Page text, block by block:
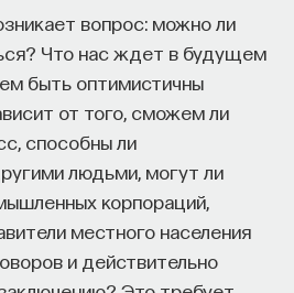
вопрос: можно ли
Что нас ждет в будущем
быть оптимистичны
от того, сможем ли
способны ли
людьми, могут ли
корпораций,
местного населения
и действительно
нет, сложность заключается
— это правовое
эксперту нельзя задавать
к суду. Иногда эксперта
тексте признаки
здесь никакой разницы,
выдумка, и эксперт
на правовой вопрос.
степени знание нужно,